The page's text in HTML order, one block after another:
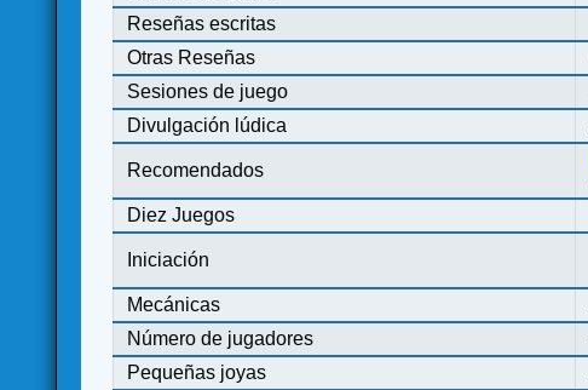
Reseñas escritas
Otras Reseñas
Sesiones de juego
Divulgación lúdica
Recomendados
Diez Juegos
Iniciación
Mecánicas
Número de jugadores
Pequeñas joyas